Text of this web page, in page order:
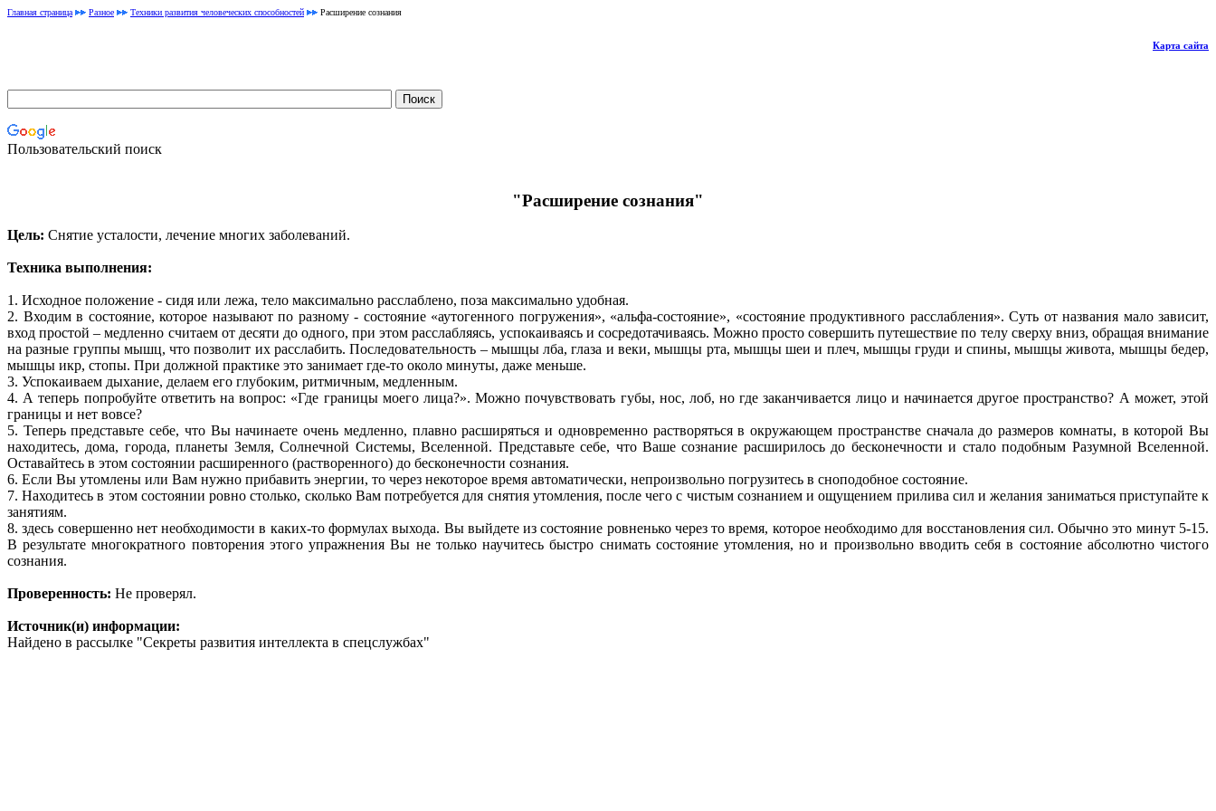
Главная страница Разное Техники развития человеческих способностей Расширение сознания
Карта сайта
Пользовательский поиск
"Расширение сознания"
Цель: Снятие усталости, лечение многих заболеваний.
Техника выполнения:
1. Исходное положение - сидя или лежа, тело максимально расслаблено, поза максимально удобная.
2. Входим в состояние, которое называют по разному - состояние «аутогенного погружения», «альфа-состояние», «состояние продуктивного расслабления». Суть от названия мало зависит,
вход простой – медленно считаем от десяти до одного, при этом расслабляясь, успокаиваясь и сосредотачиваясь. Можно просто совершить путешествие по телу сверху вниз, обращая внимание
на разные группы мышц, что позволит их расслабить. Последовательность – мышцы лба, глаза и веки, мышцы рта, мышцы шеи и плеч, мышцы груди и спины, мышцы живота, мышцы бедер,
мышцы икр, стопы. При должной практике это занимает где-то около минуты, даже меньше.
3. Успокаиваем дыхание, делаем его глубоким, ритмичным, медленным.
4. А теперь попробуйте ответить на вопрос: «Где границы моего лица?». Можно почувствовать губы, нос, лоб, но где заканчивается лицо и начинается другое пространство? А может, этой
границы и нет вовсе?
5. Теперь представьте себе, что Вы начинаете очень медленно, плавно расширяться и одновременно растворяться в окружающем пространстве сначала до размеров комнаты, в которой Вы
находитесь, дома, города, планеты Земля, Солнечной Системы, Вселенной. Представьте себе, что Ваше сознание расширилось до бесконечности и стало подобным Разумной Вселенной.
Оставайтесь в этом состоянии расширенного (растворенного) до бесконечности сознания.
6. Если Вы утомлены или Вам нужно прибавить энергии, то через некоторое время автоматически, непроизвольно погрузитесь в сноподобное состояние.
7. Находитесь в этом состоянии ровно столько, сколько Вам потребуется для снятия утомления, после чего с чистым сознанием и ощущением прилива сил и желания заниматься приступайте к
занятиям.
8. здесь совершенно нет необходимости в каких-то формулах выхода. Вы выйдете из состояние ровненько через то время, которое необходимо для восстановления сил. Обычно это минут 5-15.
В результате многократного повторения этого упражнения Вы не только научитесь быстро снимать состояние утомления, но и произвольно вводить себя в состояние абсолютно чистого
сознания.
Проверенность: Не проверял.
Источник(и) информации:
Найдено в рассылке "Секреты развития интеллекта в спецслужбах"